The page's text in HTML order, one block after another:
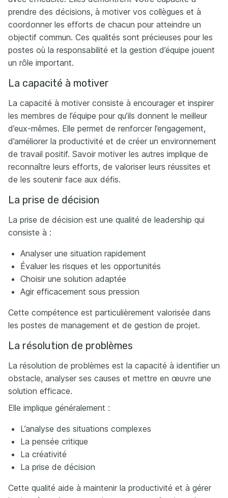
prendre des décisions, à motiver vos collègues et à
coordonner les efforts de chacun pour atteindre un
objectif commun. Ces qualités sont précieuses pour les
postes où la responsabilité et la gestion d’équipe jouent
un rôle important.
La capacité à motiver
La capacité à motiver consiste à encourager et inspirer
les membres de l’équipe pour qu’ils donnent le meilleur
d’eux-mêmes. Elle permet de renforcer l’engagement,
d’améliorer la productivité et de créer un environnement
de travail positif. Savoir motiver les autres implique de
reconnaître leurs efforts, de valoriser leurs réussites et
de les soutenir face aux défis.
La prise de décision
La prise de décision est une qualité de leadership qui
consiste à :
Analyser une situation rapidement
Évaluer les risques et les opportunités
Choisir une solution adaptée
Agir efficacement sous pression
Cette compétence est particulièrement valorisée dans
les postes de management et de gestion de projet.
La résolution de problèmes
La résolution de problèmes est la capacité à identifier un
obstacle, analyser ses causes et mettre en œuvre une
solution efficace.
Elle implique généralement :
L’analyse des situations complexes
La pensée critique
La créativité
La prise de décision
Cette qualité aide à maintenir la productivité et à gérer